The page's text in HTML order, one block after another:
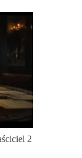
2